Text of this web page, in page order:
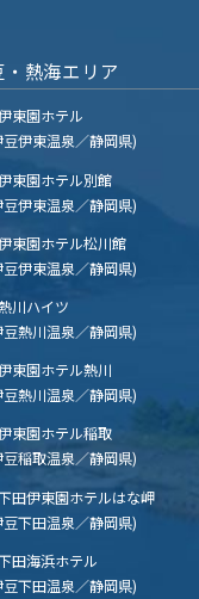
・熱海エリア
東園ホテル
豆伊東温泉／静岡県)
東園ホテル別館
豆伊東温泉／静岡県)
東園ホテル松川館
豆伊東温泉／静岡県)
川ハイツ
豆熱川温泉／静岡県)
東園ホテル熱川
豆熱川温泉／静岡県)
東園ホテル稲取
豆稲取温泉／静岡県)
田伊東園ホテルはな岬
豆下田温泉／静岡県)
田海浜ホテル
豆下田温泉／静岡県)